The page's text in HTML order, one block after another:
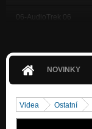
06-AudioTrek 06
08-AudioTrek 08
09-AudioTrek 09
NOVINKY
Videa Ostatní